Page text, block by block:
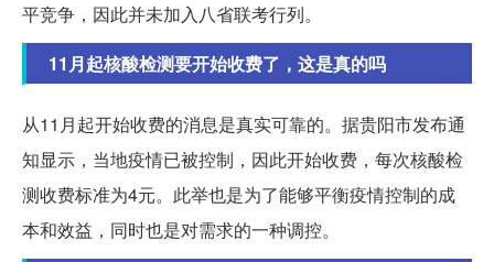
平竞争，因此并未加入八省联考行列。
11月起核酸检测要开始收费了，这是真的吗
从11月起开始收费的消息是真实可靠的。据贵阳市发布通
知显示，当地疫情已被控制，因此开始收费，每次核酸检
测收费标准为4元。此举也是为了能够平衡疫情控制的成
本和效益，同时也是对需求的一种调控。